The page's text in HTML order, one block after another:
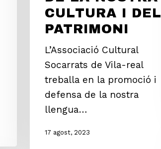
CULTURA I DEL
PATRIMONI
L’Associació Cultural
Socarrats de Vila-real
treballa en la promoció i
defensa de la nostra
llengua…
17 agost, 2023